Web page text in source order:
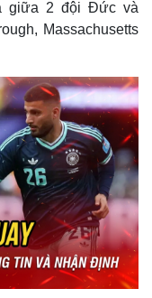
giữa 2 đội Đức và
Massachusetts